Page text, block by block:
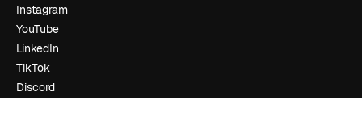
Instagram
YouTube
LinkedIn
TikTok
Discord